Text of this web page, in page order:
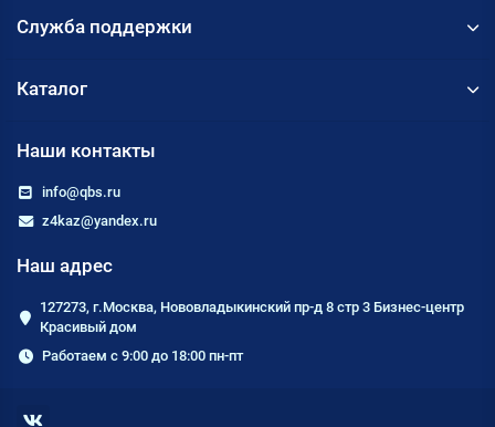
Служба поддержки
Каталог
Наши контакты
info@qbs.ru
z4kaz@yandex.ru
Наш адрес
127273, г.Москва, Нововладыкинский пр-д 8 стр 3 Бизнес-центр
Красивый дом
Работаем с 9:00 до 18:00 пн-пт